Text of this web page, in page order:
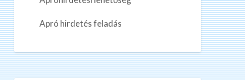
Apró hirdetés feladás